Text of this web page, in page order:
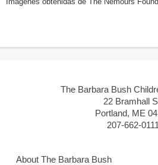
The Barbara Bush
22 Bramhall
Portland, ME
207-662-0111
About The Barbara Bush